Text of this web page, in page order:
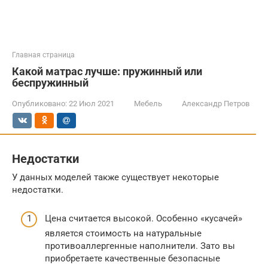
Главная страница
Какой матрас лучше: пружинный или
беспружинный
Опубликовано: 22 Июл 2021 Мебель Александр Петров
Недостатки
У данных моделей также существует некоторые
недостатки.
Цена считается высокой. Особенно «кусачей»
является стоимость на натуральные
противоаллергенные наполнители. Зато вы
приобретаете качественные безопасные